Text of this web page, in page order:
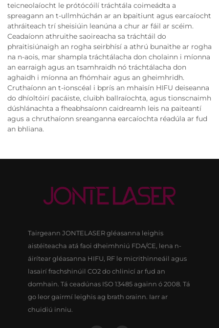
teicneolaíocht le prótócóilí tráchtála coimeádta a
spreagann an t-ullmhúchán ar an bpaitiunt agus earcaíocht
athráiteach trí sheisiúin leanúna a chur ar fáil ar scéim.
Ceadaíonn athruithe saoireacha sa tráchtáil do
phraitisiúnaigh an rogha seirbhísí a athrú bunaithe ar rogha
na n-aois, mar shampla tráchtálacha don cholainn i míonna
an earraigh agus an tsamhraidh nó tráchtálacha don
aghaidh i míonna an fhómhair agus an gheimhridh.
Cruthaíonn an t-ionscéal i bprís an mhaisín HIFU deiseanna
do dhíoltóirí pacáiste, cluibh ballraíochta, agus tionscnaimh
dúshlánachta a fheabhsaíonn caidreamh leis na paiteantí
agus a chruthaíonn sreanganna earcaíochta réadúla ar fud
an bhliana.
Tairgeann JONTELASER gléasanna leighis
aistéiteacha atá faoi dheimhniú FDA/CE, lena n-
áirítear gléasanna HIFU, RF le micrithinneáil agus
lasairí frachshinúil CO2 do chlinicí ar fud an
domhain. Tá ceadúnas ISO 13485 againn ó 2008. Tá
go leor gairmí leighis ag brath orainn. Iarr ar
chuidiú inniu.